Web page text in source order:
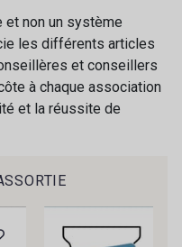
et non un système
les différents articles
et conseillers
à chaque association
et la réussite de